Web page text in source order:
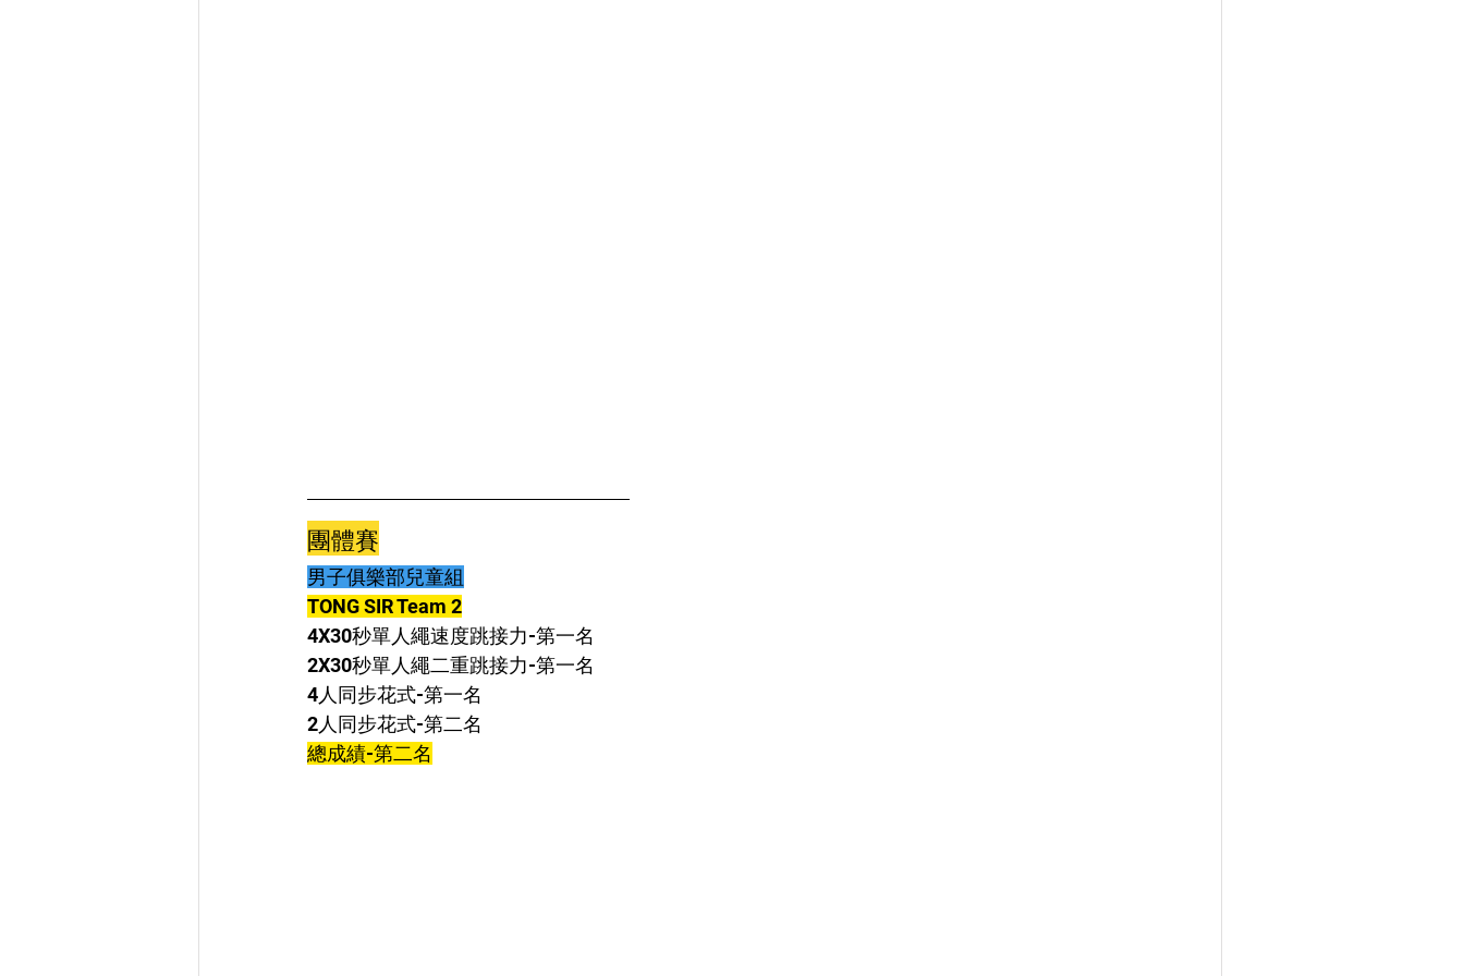
團體賽
男子俱樂部兒童組
TONG SIR Team 2
4X30秒單人繩速度跳接力-第一名
2X30秒單人繩二重跳接力-第一名
4人同步花式-第一名
2人同步花式-第二名
總成績-第二名